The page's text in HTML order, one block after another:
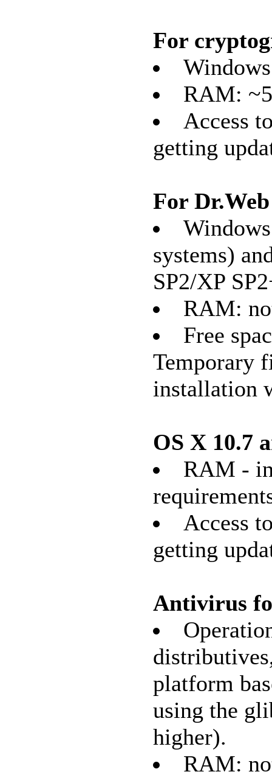
For
RAM:
Access
getting
For
systems)
SP2/XP
RAM:
Free
Temporary
installation
ОS X 10.7
RAM -
Access
getting
Antivirus
platform
using the
higher).
RAM: